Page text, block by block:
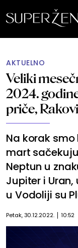
AKTUELNO
Veliki
2024.
priče,
Na korak smo
mart
Neptun u
Jupiter i Uran,
u Vodoliji su
Petak, 30.12.2022. 10:52